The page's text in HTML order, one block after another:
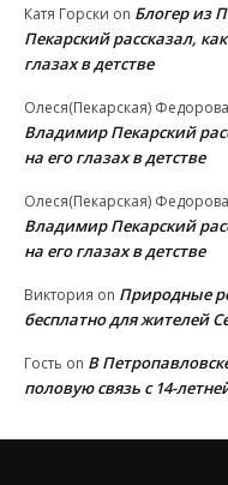
Катя Горски on Блогер из
Пекарский рассказал,
глазах в детстве
Олеся(Пекарская) Федорова
Владимир Пекарский
на его глазах в детстве
Олеся(Пекарская) Федорова
Владимир Пекарский
на его глазах в детстве
Виктория on Природные
бесплатно для жителей
Гость on В
половую связь с 14-